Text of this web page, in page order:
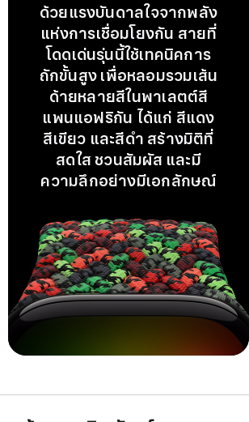
ด้วยแรงบันดาลใจจากพลัง
แห่งการเชื่อมโยงกัน สายที่
โดดเด่นรุ่นนี้ใช้เทคนิคการ
ถักขั้นสูง เพื่อหลอมรวมเส้น
ด้ายหลายสีในพาเลตต์สี
แพนแอฟริกัน ได้แก่ สีแดง
สีเขียว และสีดำ สร้างมิติที่
สดใส ชวนสัมผัส และมี
ความลึกอย่างมีเอกลักษณ์